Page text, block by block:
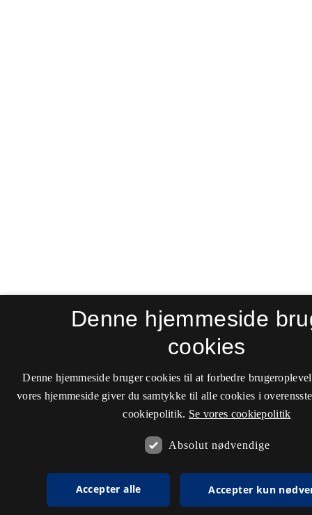
Denne hjemmeside
cookies
Denne hjemmeside bruger cookies til at forbedre
vores hjemmeside giver du samtykke til alle cookies i
cookiepolitik. Se vores cookiepolitik
Absolut nødvendige
Accepter alle Accepter kun